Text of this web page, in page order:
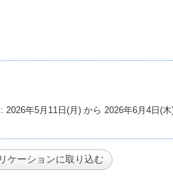
[ 参加募集期間: 2026年5月11日(月) から 2026年6月4日